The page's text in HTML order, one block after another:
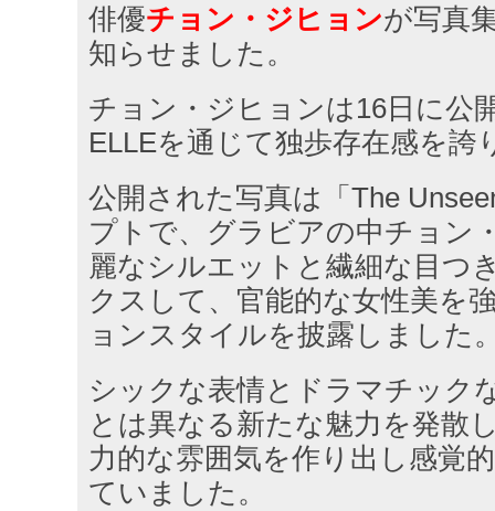
俳優チョン・ジヒョンが写真
知らせました。
チョン・ジヒョンは16日に公
ELLEを通じて独歩存在感を誇
公開された写真は「The
プトで、グラビアの中チョン
麗なシルエットと繊細な目つ
クスして、官能的な女性美を
ョンスタイルを披露しました
シックな表情とドラマチック
とは異なる新たな魅力を発散
力的な雰囲気を作り出し感覚
ていました。